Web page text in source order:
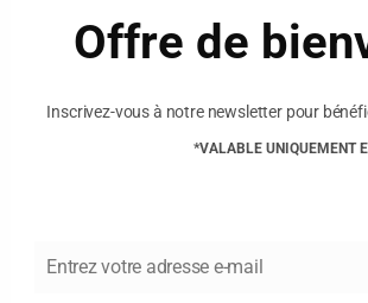
Roble
Soyez le premier à
Offre de
Inscrivez-vous à notre newsletter pour
*VALABLE UNIQUEMENT
Email
Entrez votre adresse e-mail